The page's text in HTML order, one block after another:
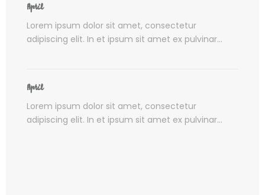
April
Lorem ipsum dolor sit amet, consectetur
adipiscing elit. In et ipsum sit amet ex pulvinar...
April
Lorem ipsum dolor sit amet, consectetur
adipiscing elit. In et ipsum sit amet ex pulvinar...